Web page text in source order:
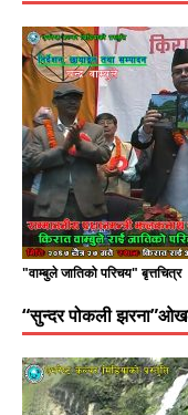
"वाम्बुले जातिको परिचय" बृत्तचित्र
“सुन्दर पोकली